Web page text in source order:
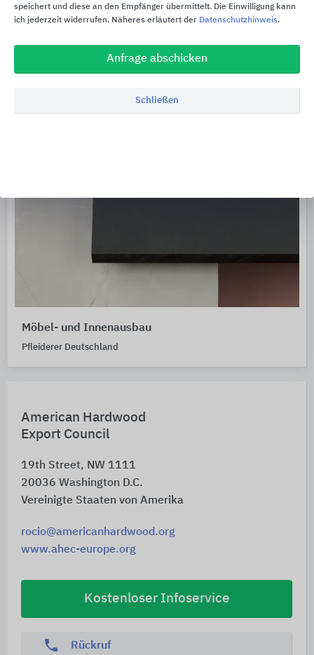
American Hardwood
Export Council
19th Street, NW 1111
20036 Washington D.C.
Vereinigte Staaten von Amerika
rocio@americanhardwood.org
www.ahec-europe.org
Kostenloser Infoservice
phone Rückruf
Möbel- und Innenausbau
Pfleiderer Deutschland
speichert und diese an den Empfänger übermittelt. Die Einwilligung kann
ich jederzeit widerrufen. Näheres erläutert der Datenschutzhinweis.
Anfrage abschicken
Schließen